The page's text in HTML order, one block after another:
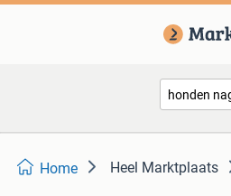
Home Heel Marktplaats